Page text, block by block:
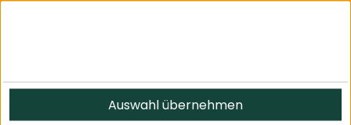
Auswahl übernehmen